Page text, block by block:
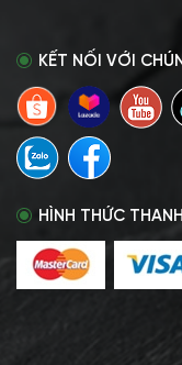
KẾT NỐI VỚI
HÌNH THỨC